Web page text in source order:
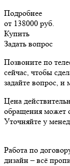
Подробнее
от 138000 руб.
Купить
Задать вопрос
Позвоните по
сейчас, чтобы
задайте вопрос, и
Цена
обращения может
Уточняйте у
Работа по
дизайн – всё